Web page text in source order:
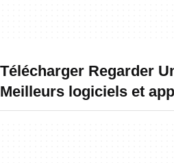
Télécharger Regarder
Meilleurs logiciels et